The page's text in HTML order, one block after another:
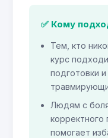
✅ Кому
Тем, кто
курс
подготовки
Людям с
корректного
помогает